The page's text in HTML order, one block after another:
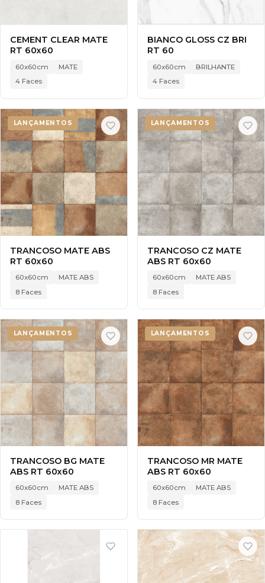
CEMENT CLEAR MATE
RT 60x60
60x60cm
MATE
4 Faces
BIANCO GLOSS CZ BRI
RT 60
60x60cm
BRILHANTE
4 Faces
LANÇAMENTOS
TRANCOSO MATE ABS
RT 60x60
60x60cm
MATE ABS
8 Faces
LANÇAMENTOS
TRANCOSO CZ MATE
ABS RT 60x60
60x60cm
MATE ABS
8 Faces
LANÇAMENTOS
TRANCOSO BG MATE
ABS RT 60x60
60x60cm
MATE ABS
8 Faces
LANÇAMENTOS
TRANCOSO MR MATE
ABS RT 60x60
60x60cm
MATE ABS
8 Faces